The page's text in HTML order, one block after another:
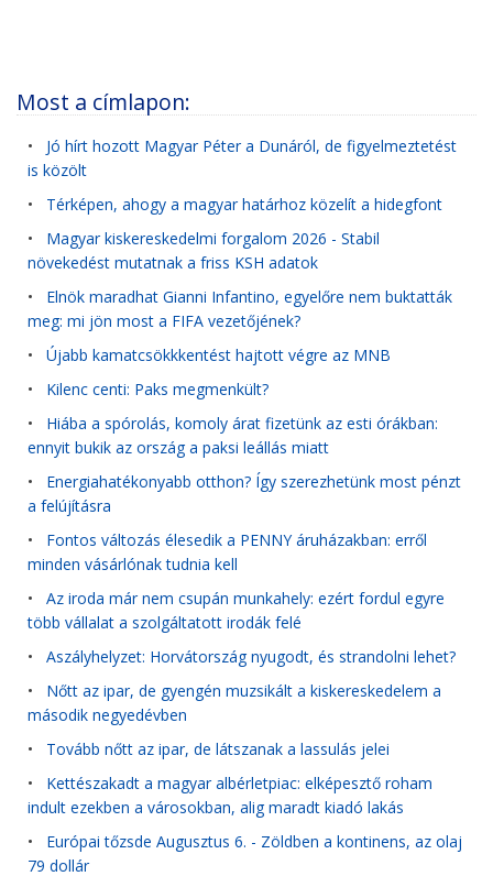
Most a címlapon:
• Jó hírt hozott Magyar Péter a Dunáról, de figyelmeztetést
is közölt
• Térképen, ahogy a magyar határhoz közelít a hidegfont
• Magyar kiskereskedelmi forgalom 2026 - Stabil
növekedést mutatnak a friss KSH adatok
• Elnök maradhat Gianni Infantino, egyelőre nem buktatták
meg: mi jön most a FIFA vezetőjének?
• Újabb kamatcsökkkentést hajtott végre az MNB
• Kilenc centi: Paks megmenkült?
• Hiába a spórolás, komoly árat fizetünk az esti órákban:
ennyit bukik az ország a paksi leállás miatt
• Energiahatékonyabb otthon? Így szerezhetünk most pénzt
a felújításra
• Fontos változás élesedik a PENNY áruházakban: erről
minden vásárlónak tudnia kell
• Az iroda már nem csupán munkahely: ezért fordul egyre
több vállalat a szolgáltatott irodák felé
• Aszályhelyzet: Horvátország nyugodt, és strandolni lehet?
• Nőtt az ipar, de gyengén muzsikált a kiskereskedelem a
második negyedévben
• Tovább nőtt az ipar, de látszanak a lassulás jelei
• Kettészakadt a magyar albérletpiac: elképesztő roham
indult ezekben a városokban, alig maradt kiadó lakás
• Európai tőzsde Augusztus 6. - Zöldben a kontinens, az olaj
79 dollár